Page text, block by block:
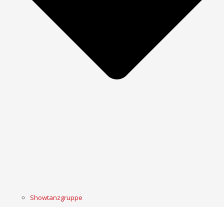
Showtanzgruppe